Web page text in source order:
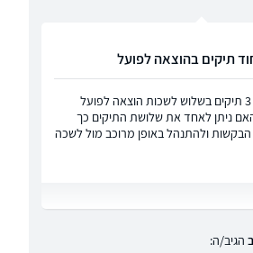
תיקים בהוצאה לפועל
שלום, מתנהלים נגדי 3 תיקים בשלוש לשכות הוצאה לפועל
ניתן לאחד את שלושת התיקים כך
ולהתנהל באופן מרוכב מול לשכה
הגיב/ה: